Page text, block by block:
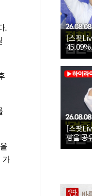
.
가
[스팟
45.09%
보 인천
[스팟
향을 공